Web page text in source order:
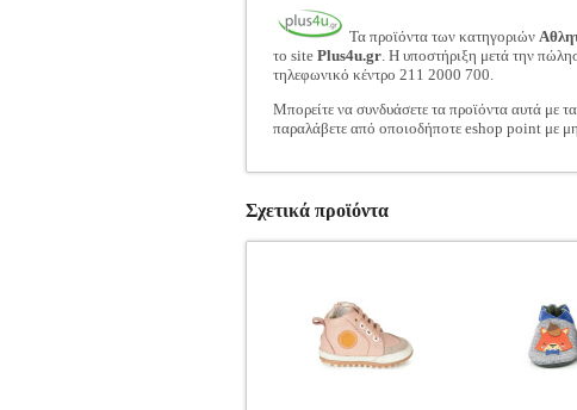
Τα προϊόντα των κατηγοριών
το site Plus4u.gr. Η υποστήριξη μετά την
τηλεφωνικό κέντρο 211 2000 700.
Μπορείτε να συνδυάσετε τα προϊόντα αυτά με
παραλάβετε από οποιοδήποτε eshop point με
Σχετικά προϊόντα